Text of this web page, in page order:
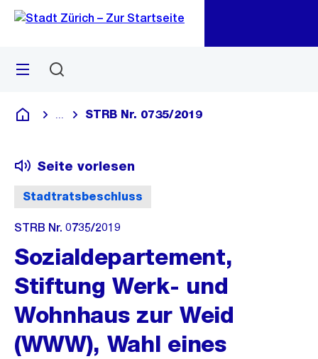
Navigation
Sprunglink
Menü
Deutsch
Blende alle Breadcrumbs ein
STRB Nr. 0735/2019
Stadtratsbeschluss
Seite vorlesen
STRB Nr. 0735/2019
Sozialdepartement,
Stiftung Werk- und
Wohnhaus zur Weid
(WWW), Wahl eines